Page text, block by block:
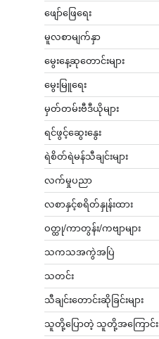
ဖျော်ဖြေရေး
မူလစာမျက်နှာ
မွေးနေ့ဆုတောင်းများ
မွေးမြူရေး
မှတ်တမ်းဗီဒီယိုများ
ရင်ဖွင့်ဆွေးနွေး
ရဲစိတ်ရဲမန်သီချင်းများ
လက်မှုပညာ
လစာနှင့်စရိတ်နှုန်းထား
ဝတ္ထု/ကာတွန်း/ကဗျာများ
သကသအကွဲအပြဲ
သတင်း
သီချင်းတောင်းဆိုခြင်းများ
သူတို့ပြောတဲ့ သူတို့အကြောင်း